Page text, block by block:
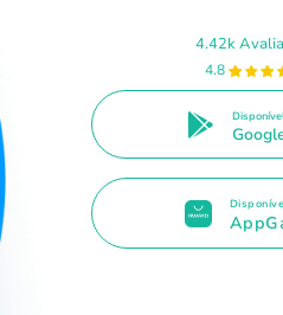
4.42k
4.8